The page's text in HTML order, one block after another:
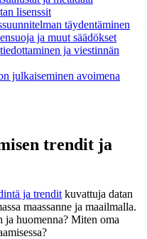
lisenssit
täydentäminen
ja muut säädökset
ja viestinnän
julkaiseminen avoimena
trendit ja
ja trendit kuvattuja datan
maassanne ja maailmalla.
ja huomenna? Miten oma